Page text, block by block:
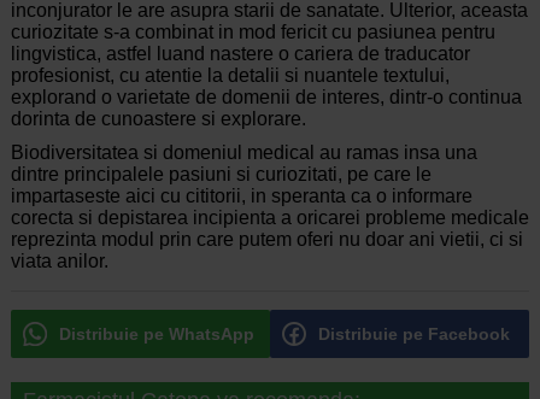
inconjurator le are asupra starii de sanatate. Ulterior, aceasta
curiozitate s-a combinat in mod fericit cu pasiunea pentru
lingvistica, astfel luand nastere o cariera de traducator
profesionist, cu atentie la detalii si nuantele textului,
explorand o varietate de domenii de interes, dintr-o continua
dorinta de cunoastere si explorare.
Biodiversitatea si domeniul medical au ramas insa una
dintre principalele pasiuni si curiozitati, pe care le
impartaseste aici cu cititorii, in speranta ca o informare
corecta si depistarea incipienta a oricarei probleme medicale
reprezinta modul prin care putem oferi nu doar ani vietii, ci si
viata anilor.
Distribuie pe WhatsApp Distribuie pe Facebook